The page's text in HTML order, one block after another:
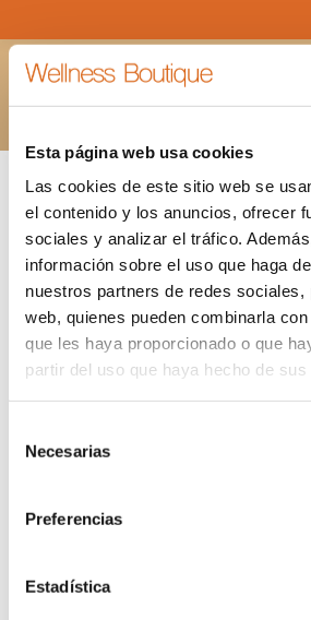
Esta página web usa cookies
Las cookies de este sitio web se
el contenido y los anuncios, ofrecer
sociales y analizar el tráfico.
información sobre el uso que haga
nuestros partners de redes sociales,
web, quienes pueden combinarla
que les haya proporcionado o que
partir del uso que haya hecho de
Necesarias
Preferencias
Estadística
TARJETA REGALO
Estás aquí:
INICIO TARJETA REGALO